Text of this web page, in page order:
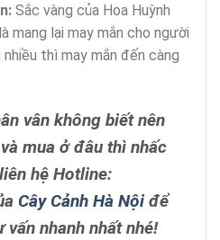
Sắc vàng của Hoa Huỳnh
mang lại may mắn cho người
thì may mắn đến càng
vân không biết nên
mua ở đâu thì nhấc
hệ Hotline:
Cây Cảnh Hà Nộiđể
nhanh nhất nhé!